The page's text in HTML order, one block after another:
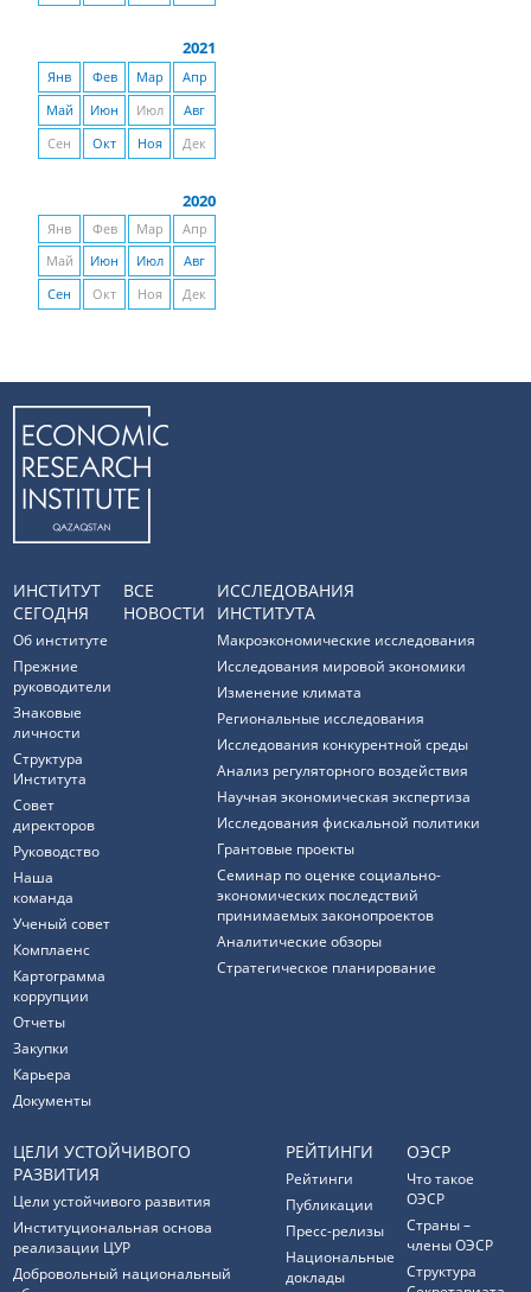
2021
Янв Фев Мар
Апр
Май
Июн Июл
Авг
Сен
Окт Ноя Дек
2020
Янв Фев Мар
Апр
Май
Июн Июл
Авг
Сен
Окт Ноя Дек
ИНСТИТУТ
СЕГОДНЯ
Об институте
Прежние
руководители
Знаковые
личности
Структура
Института
Совет
директоров
Руководство
Наша
команда
Ученый совет
Комплаенс
Картограмма
коррупции
Отчеты
Закупки
Карьера
Документы
ВСЕ
НОВОСТИ
ИССЛЕДОВАНИЯ
ИНСТИТУТА
Макроэкономические исследования
Исследования мировой экономики
Изменение климата
Региональные исследования
Исследования конкурентной среды
Анализ регуляторного воздействия
Научная экономическая экспертиза
Исследования фискальной политики
Грантовые проекты
Семинар по оценке социально-
экономических последствий
принимаемых законопроектов
Аналитические обзоры
Стратегическое планирование
ЦЕЛИ УСТОЙЧИВОГО
РАЗВИТИЯ
Цели устойчивого развития
Институциональная основа
реализации ЦУР
Добровольный национальный
РЕЙТИНГИ
Рейтинги
Публикации
Пресс-релизы
Национальные
доклады
ОЭСР
Что такое
ОЭСР
Страны –
члены ОЭСР
Структура